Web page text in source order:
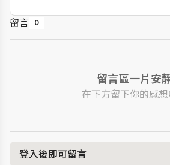
留言 0
留言區一片安
在下方留下你的感
登入後即可留言